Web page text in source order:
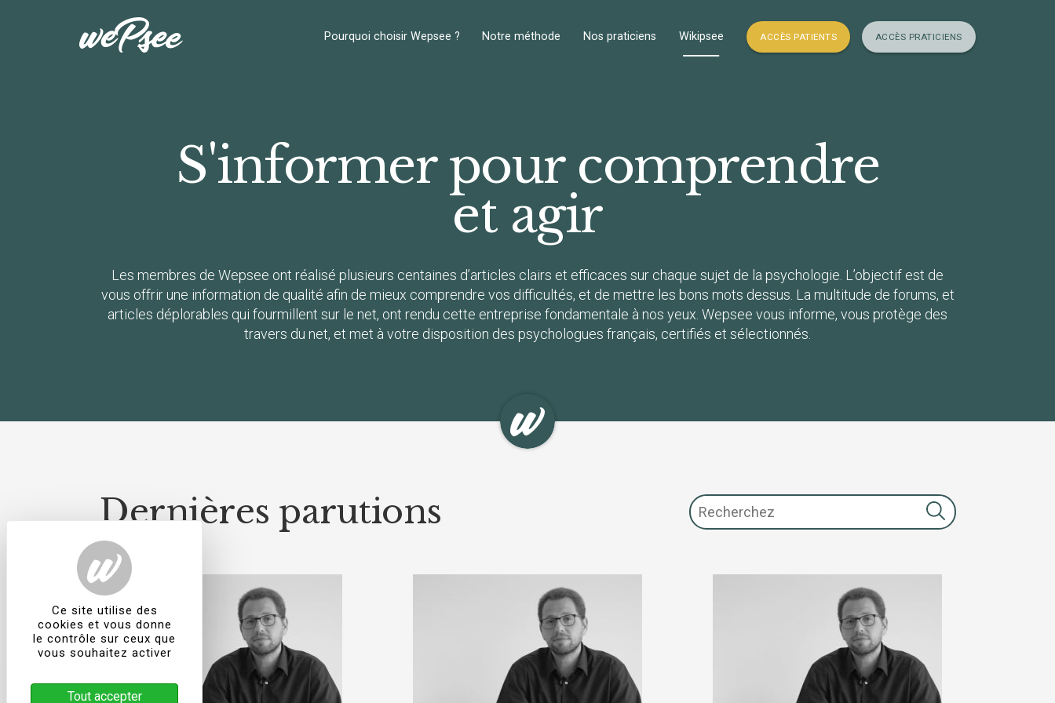
Pourquoi choisir Wepsee ? Notre méthode Nos praticiens Wikipsee ACCÈS PATIENTS ACCÈS PRATICIENS
S'informer pour comprendre
et agir
Les membres de Wepsee ont réalisé plusieurs centaines d’articles clairs et efficaces sur chaque sujet de la psychologie. L’objectif est de
vous offrir une information de qualité afin de mieux comprendre vos difficultés, et de mettre les bons mots dessus. La multitude de forums, et
articles déplorables qui fourmillent sur le net, ont rendu cette entreprise fondamentale à nos yeux. Wepsee vous informe, vous protège des
travers du net, et met à votre disposition des psychologues français, certifiés et sélectionnés.
Dernières parutions
Ce site utilise des
cookies et vous donne
le contrôle sur ceux que
vous souhaitez activer
Tout accepter